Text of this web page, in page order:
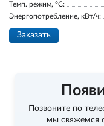
Темп. режим, °С:
Энергопотребление, кВт/ч:
Заказать
Позвоните по
мы свяжемся